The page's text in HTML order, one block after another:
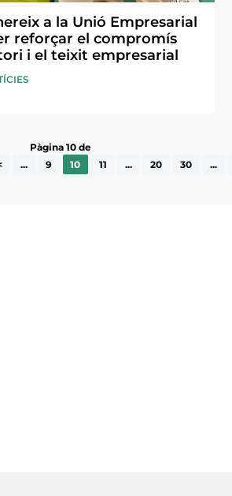
a la Unió Empresarial
reforçar el compromís
i el teixit empresarial
Pàgina 10 de
... 9 10 11 ... 20 30 ...